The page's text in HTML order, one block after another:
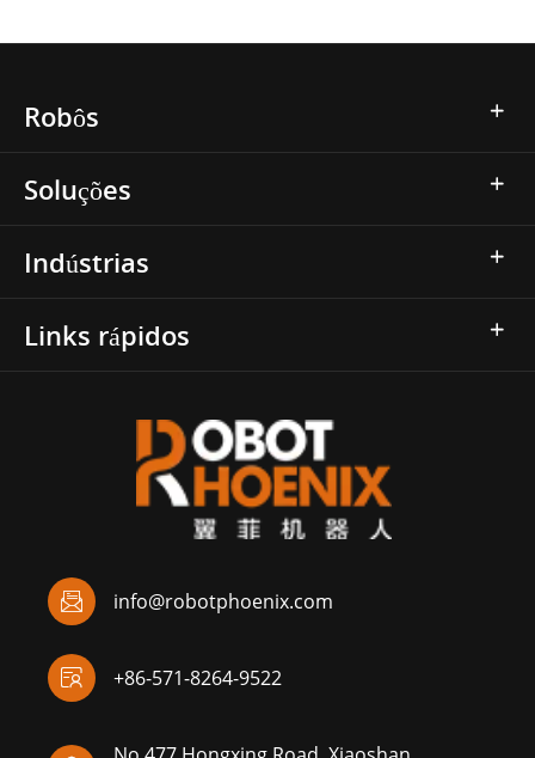
Robôs
Soluções
Indústrias
Links rápidos
info@robotphoenix.com

+86-571-8264-9522
